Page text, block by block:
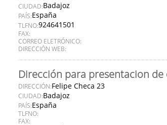
CIUDAD:Badajoz
PAÍS:España
TLFNO:924641501
FAX:
CORREO ELETRÓNICO:
DIRECCIÓN WEB:
Dirección para presentacion de
DIRECCIÓN:Felipe Checa 23
CIUDAD:Badajoz
PAÍS:España
TLFNO:
FAX: